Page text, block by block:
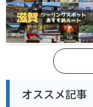
オススメ記事